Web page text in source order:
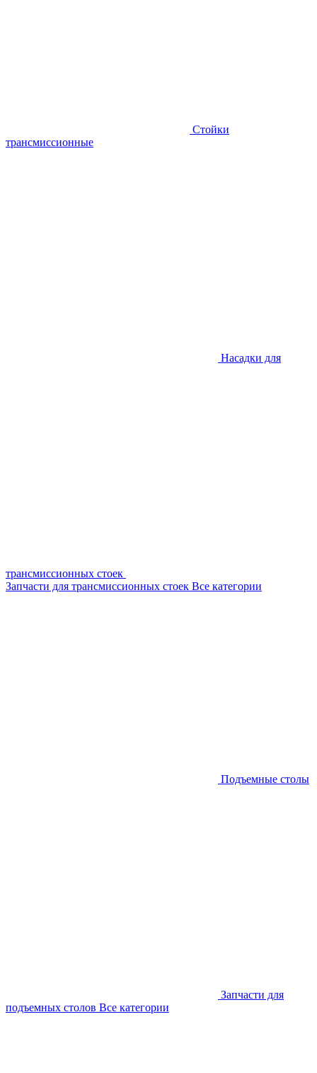
Стойки
трансмиссионные
Насадки для
трансмиссионных стоек
Запчасти для трансмиссионных стоек Все категории
Подъемные столы
Запчасти для
подъемных столов Все категории